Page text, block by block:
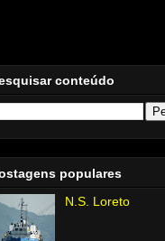
conteúdo
populares
N.S. Loreto